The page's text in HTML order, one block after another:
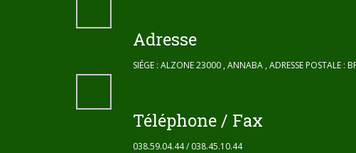
Adresse
SIÉGE : ALZONE 23000 , ANNABA , ADRESSE POSTALE :
Téléphone / Fax
038.59.04.44 / 038.45.10.44